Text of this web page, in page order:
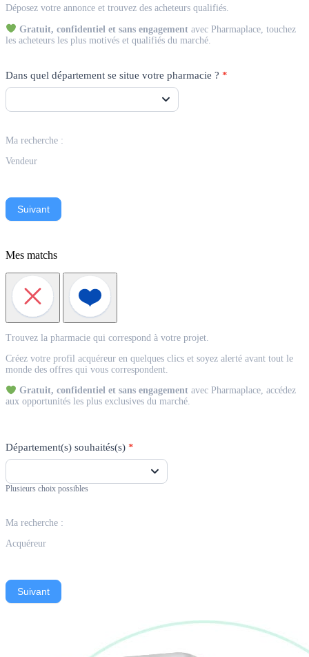
Vendeur
Déposez votre annonce et trouvez des acheteurs qualifiés.
Gratuit, confidentiel et sans engagement avec Pharmaplace, touchez
les acheteurs les plus motivés et qualifiés du marché.
Dans quel département se situe votre pharmacie ? *
Ma recherche :
Vendeur
Suivant
Mes matchs
Acquéreur
Trouvez la pharmacie qui correspond à votre projet.
Créez votre profil acquéreur en quelques clics et soyez alerté avant tout le
monde des offres qui vous correspondent.
Gratuit, confidentiel et sans engagementavec Pharmaplace, accédez
aux opportunités les plus exclusives du marché.
Département(s) souhaités(s) *
Plusieurs choix possibles
Ma recherche :
Acquéreur
Suivant